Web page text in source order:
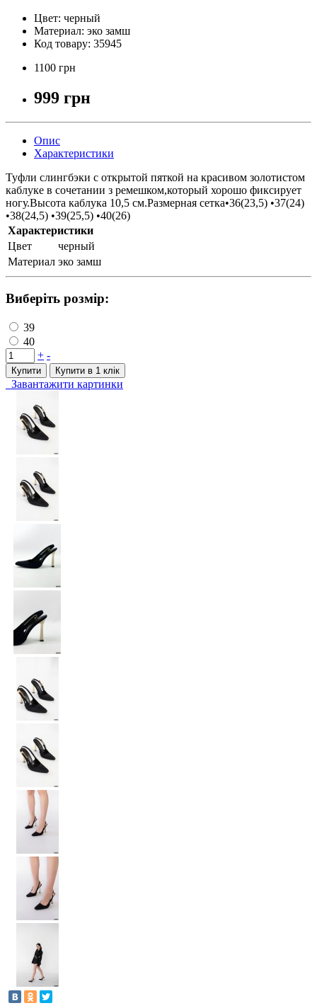
Цвет: черный
Материал: эко замш
Код товару: 35945
1100 грн
999 грн
Опис
Характеристики
Туфли слингбэки с открытой пяткой на красивом золотистом
каблуке в сочетании з ремешком,который хорошо фиксирует
ногу.Высота каблука 10,5 см.Размерная сетка•36(23,5) •37(24)
•38(24,5) •39(25,5) •40(26)
Характеристики
Цвет
черный
Материал эко замш
Виберіть розмір:
39
40
+ -
Купити Купити в 1 клiк
Завантажити картинки